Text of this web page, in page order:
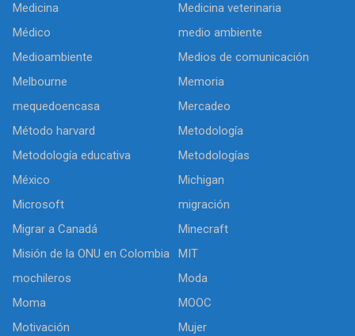
Medicina
Medicina veterinaria
Médico
medio ambiente
Medioambiente
Medios de comunicación
Melbourne
Memoria
mequedoencasa
Mercadeo
Método harvard
Metodología
Metodología educativa
Metodologías
México
Michigan
Microsoft
migración
Migrar a Canadá
Minecraft
Misión de la ONU en Colombia
MIT
mochileros
Moda
Moma
MOOC
Motivación
Mujer